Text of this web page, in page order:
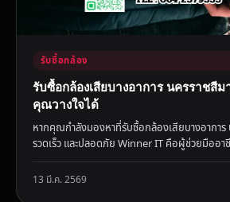
รับซื้อกล้อง
รับซื้อกล้องเสียบางอาการ นครราชสีม
คุณวางใจได้
หากคุณกำลังมองหาที่รับซื้อกล้องเสียบางอาการ
รวดเร็ว และปลอดภัย Winner IT คือผู้ช่วยมืออ
13 มี.ค. 2569